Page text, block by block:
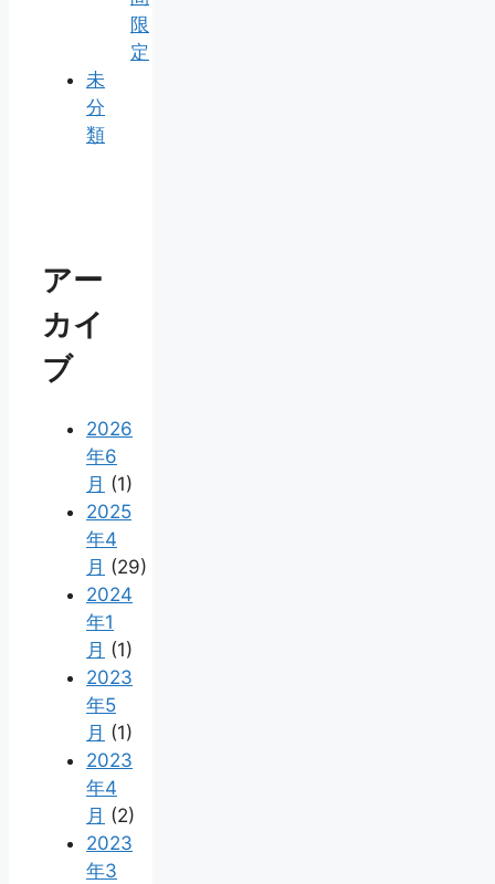
限
定
未
分
類
アー
カイ
ブ
2026
年6
月 (1)
2025
年4
月 (29)
2024
年1
月 (1)
2023
年5
月 (1)
2023
年4
月 (2)
2023
年3